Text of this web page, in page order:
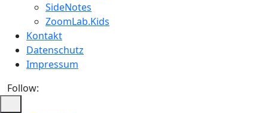
SideNotes
ZoomLab.Kids
Kontakt
Datenschutz
Impressum
Follow: